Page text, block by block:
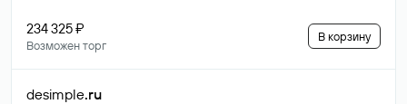
234 325 ₽
Возможен торг
В корзину
desimple.ru